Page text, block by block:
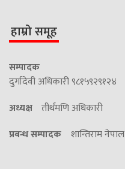
हाम्रो समूह
सम्पादक
दुर्गादेवी अधिकारी ९८१५९२९१२४
अध्यक्ष तीर्थमणि अधिकारी
प्रबन्ध सम्पादक शान्तिराम नेपाल